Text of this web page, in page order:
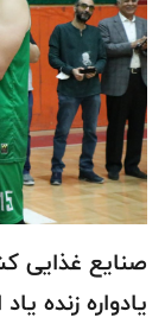
صنایع غذایی
یادواره زنده